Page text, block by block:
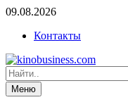
09.08.2026
Контакты
Меню